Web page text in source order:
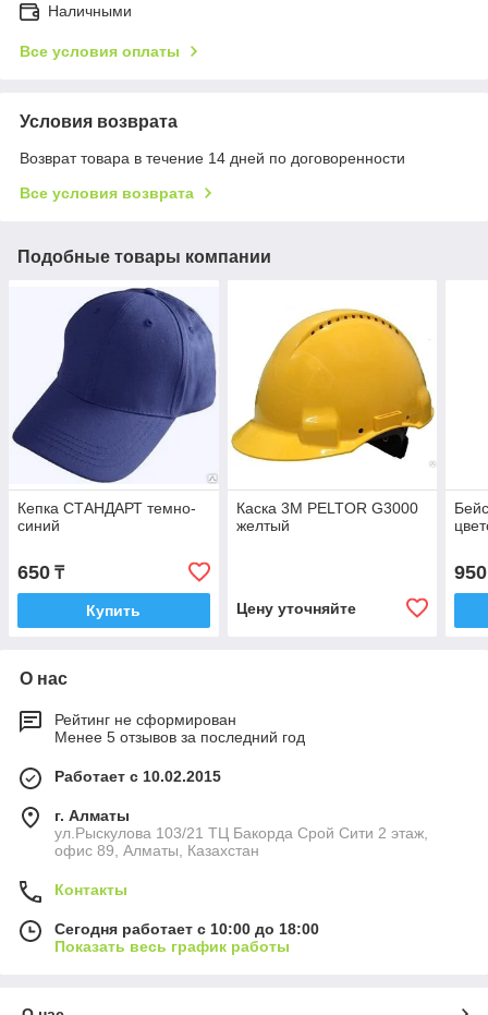
Наличными
Все условия оплаты
Условия возврата
Возврат товара в течение 14 дней по договоренности
Все условия возврата
Подобные товары компании
Кепка СТАНДАРТ темно-
синий
650 ₸
Купить
Каска 3M PELTOR G3000
желтый
Цену уточняйте
950
О нас
Рейтинг не сформирован
Менее 5 отзывов за последний год
Работает с 10.02.2015
г. Алматы
ул.Рыскулова 103/21 ТЦ Бакорда Срой Сити 2 этаж,
офис 89, Алматы, Казахстан
Контакты
Сегодня работает с 10:00 до 18:00
Показать весь график работы